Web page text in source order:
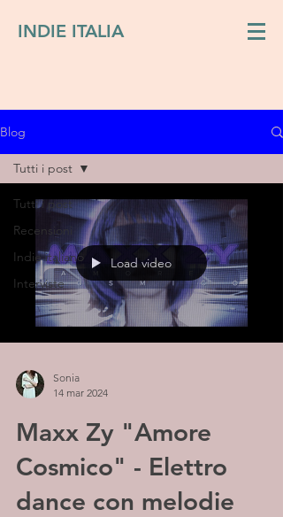
INDIE ITALIA
Blog
Tutti i post
Recensioni
Indie italiano
Interviste
Tutti i post
Load video
Sonia
14 mar 2024
Maxx Zy "Amore
Cosmico" - Elettro
dance con melodie